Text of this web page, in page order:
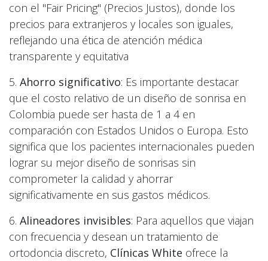
con el "Fair Pricing" (Precios Justos), donde los
precios para extranjeros y locales son iguales,
reflejando una ética de atención médica
transparente y equitativa
5. Ahorro significativo: Es importante destacar
que el costo relativo de un diseño de sonrisa en
Colombia puede ser hasta de 1 a 4 en
comparación con Estados Unidos o Europa. Esto
significa que los pacientes internacionales pueden
lograr su mejor diseño de sonrisas sin
comprometer la calidad y ahorrar
significativamente en sus gastos médicos.
6. Alineadores invisibles: Para aquellos que viajan
con frecuencia y desean un tratamiento de
ortodoncia discreto, Clínicas White ofrece la